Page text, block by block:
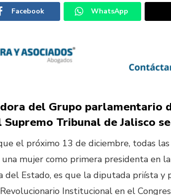
Facebook WhatsApp
del Grupo parlamentario
Tribunal de Jalisco
el próximo 13 de diciembre, todas
una mujer como primera presidenta en
del Estado, es que la diputada priísta
Institucional en el